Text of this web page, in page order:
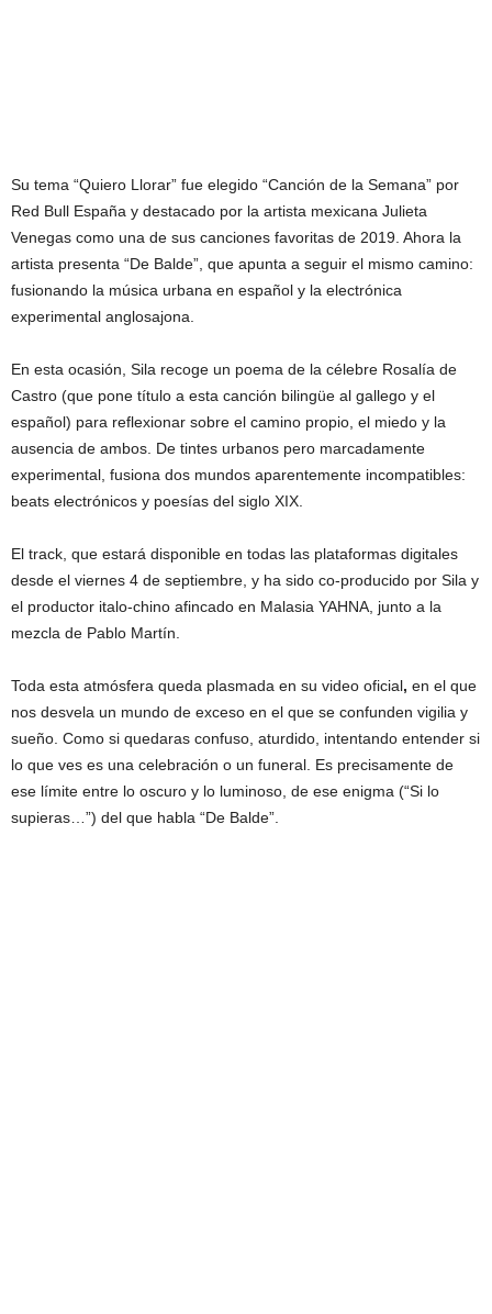
Su tema “Quiero Llorar” fue elegido “Canción de la Semana” por
Red Bull España y destacado por la artista mexicana Julieta
Venegas como una de sus canciones favoritas de 2019. Ahora la
artista presenta “De Balde”, que apunta a seguir el mismo camino:
fusionando la música urbana en español y la electrónica
experimental anglosajona.
En esta ocasión, Sila recoge un poema de la célebre Rosalía de
Castro (que pone título a esta canción bilingüe al gallego y el
español) para reflexionar sobre el camino propio, el miedo y la
ausencia de ambos. De tintes urbanos pero marcadamente
experimental, fusiona dos mundos aparentemente incompatibles:
beats electrónicos y poesías del siglo XIX.
El track, que estará disponible en todas las plataformas digitales
desde el viernes 4 de septiembre, y ha sido co-producido por Sila y
el productor italo-chino afincado en Malasia YAHNA, junto a la
mezcla de Pablo Martín.
Toda esta atmósfera queda plasmada en su video oficial, en el que
nos desvela un mundo de exceso en el que se confunden vigilia y
sueño. Como si quedaras confuso, aturdido, intentando entender si
lo que ves es una celebración o un funeral. Es precisamente de
ese límite entre lo oscuro y lo luminoso, de ese enigma (“Si lo
supieras…”) del que habla “De Balde”.